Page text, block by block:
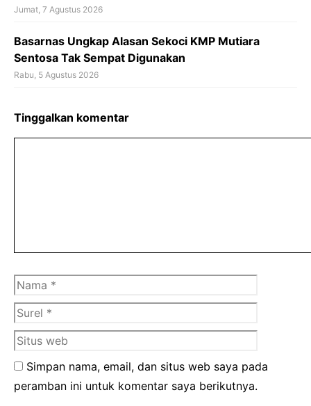
Jumat, 7 Agustus 2026
Basarnas Ungkap Alasan Sekoci KMP Mutiara
Sentosa Tak Sempat Digunakan
Rabu, 5 Agustus 2026
Tinggalkan komentar
Nama
web
Simpan nama, email, dan situs web saya pada
peramban ini untuk komentar saya berikutnya.